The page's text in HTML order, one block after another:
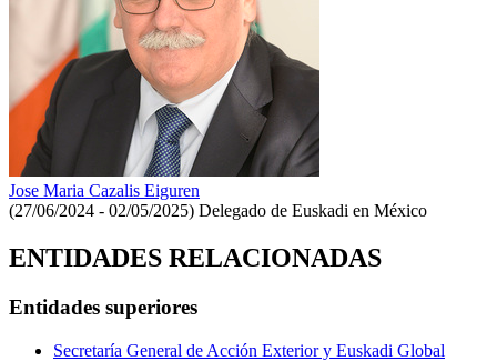
Jose Maria Cazalis Eiguren
(27/06/2024 - 02/05/2025) Delegado de Euskadi en México
ENTIDADES RELACIONADAS
Entidades superiores
Secretaría General de Acción Exterior y Euskadi Global